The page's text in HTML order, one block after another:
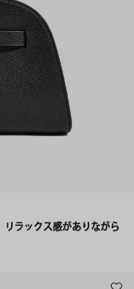
ラックス感がありながら